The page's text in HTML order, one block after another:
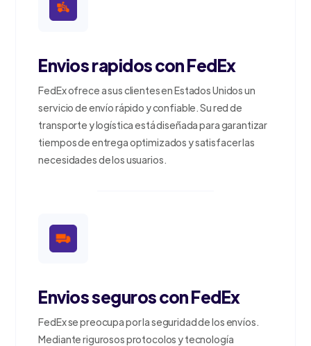
Envios rapidos con FedEx
FedEx ofrece a sus clientes en Estados Unidos un
servicio de envío rápido y confiable. Su red de
transporte y logística está diseñada para garantizar
tiempos de entrega optimizados y satisfacer las
necesidades de los usuarios.
Envios seguros con FedEx
FedEx se preocupa por la seguridad de los envíos.
Mediante rigurosos protocolos y tecnología